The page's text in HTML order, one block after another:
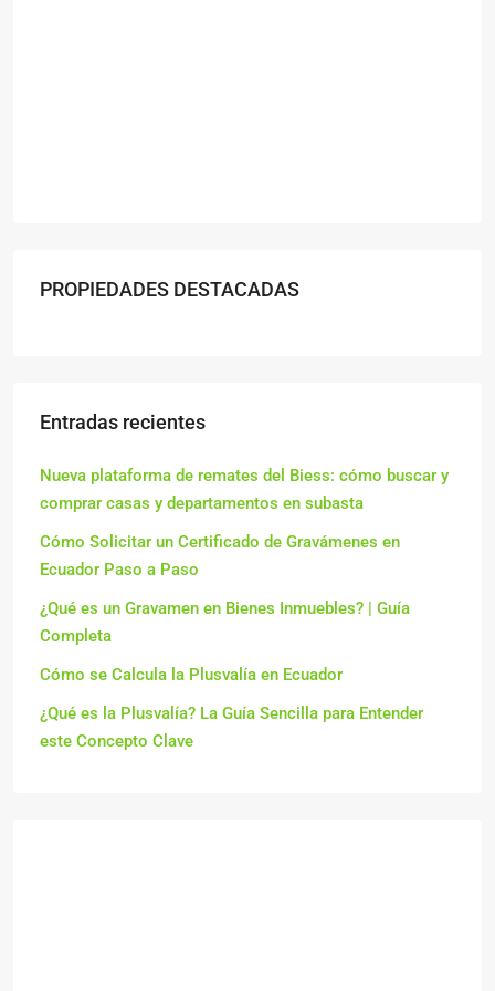
PROPIEDADES DESTACADAS
Entradas recientes
Nueva plataforma de remates del Biess: cómo buscar y
comprar casas y departamentos en subasta
Cómo Solicitar un Certificado de Gravámenes en
Ecuador Paso a Paso
¿Qué es un Gravamen en Bienes Inmuebles? | Guía
Completa
Cómo se Calcula la Plusvalía en Ecuador
¿Qué es la Plusvalía? La Guía Sencilla para Entender
este Concepto Clave